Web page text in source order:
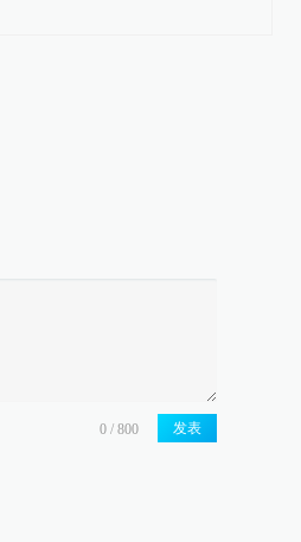
发表